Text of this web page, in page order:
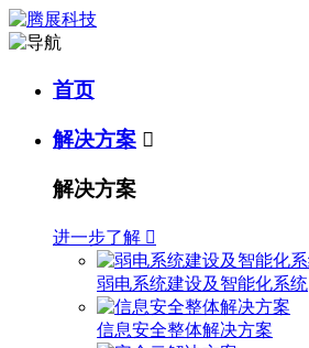
首页
解决方案 
解决方案
进一步了解 
弱电系统建设及智能化系统
信息安全整体解决方案